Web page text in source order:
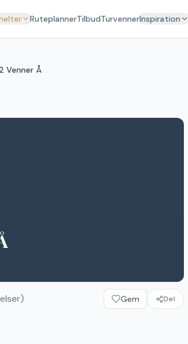
RuteplannerTilbudTurvennerInspiration
Venner Å
Gem Del